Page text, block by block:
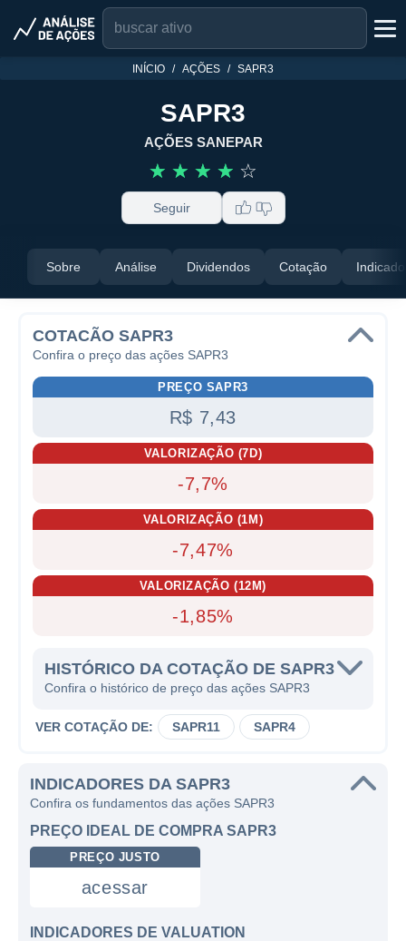
INÍCIO AÇÕES SAPR3
SAPR3
AÇÕES SANEPAR
☆ ☆ ☆ ☆ ☆
Seguir
Sobre Análise Dividendos Cotação
COTACÃO SAPR3
Confira o preço das ações SAPR3
PREÇO SAPR3
R$ 7,43
VALORIZAÇÃO (7D)
-7,7%
VALORIZAÇÃO (1M)
-7,47%
VALORIZAÇÃO (12M)
-1,85%
HISTÓRICO DA COTAÇÃO DE SAPR3
Confira o histórico de preço das ações SAPR3
VER COTAÇÃO DE: SAPR11 SAPR4
INDICADORES DA SAPR3
Confira os fundamentos das ações SAPR3
PREÇO IDEAL DE COMPRA SAPR3
PREÇO JUSTO
acessar
INDICADORES DE VALUATION